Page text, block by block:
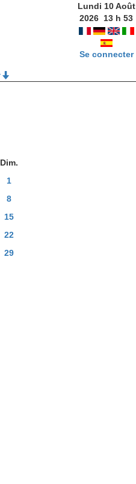
Lundi 10 Août
2026 13 h53
Se connecter
Dim.
1
8
15
22
29